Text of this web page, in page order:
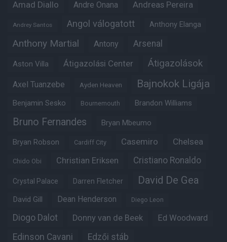
Amad Diallo Andre Onana Andreas Pereira
Andrey Santos Angol válogatott Anthony Elanga
Anthony Martial Antony Arsenal
Aston Villa Átigazolási Center Átigazolások
Axel Tuanzebe Ayden Heaven Bajnokok Ligája
Benjamin Sesko Bournemouth Brandon Williams
Bruno Fernandes Bryan Mbeumo
Bryan Robson Cardiff City Casemiro Chelsea
Chido Obi Christian Eriksen Cristiano Ronaldo
Crystal Palace Darren Fletcher David De Gea
David Gill Dean Henderson Diego Leon
Diogo Dalot Donny van de Beek Ed Woodward
Edinson Cavani Edzői stáb